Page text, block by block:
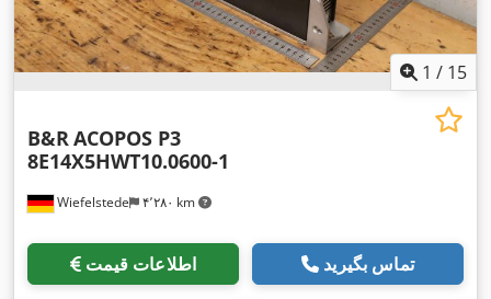
1 / 15
Wiefelstede ۴٬۲۸۰ km
B&RACOPOS P3
8E14X5HWT10.0600-1
اطلاعات قیمت تماس بگیرید